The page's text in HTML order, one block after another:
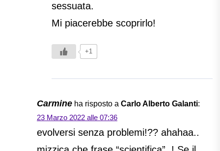
sessuata.
Mi piacerebbe scoprirlo!
+1
Carmine ha risposto a Carlo Alberto Galanti:
23 Marzo 2022 alle 07:36
evolversi senza problemi!?? ahahaa..